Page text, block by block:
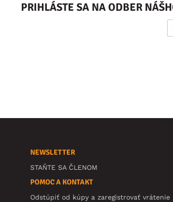
PRIHLÁSTE SA NA ODBER
NEWSLETTER
STAŇTE SA ČLENOM
POMOC A KONTAKT
Odstúpiť od kúpy a zaregistrovať vrátenie